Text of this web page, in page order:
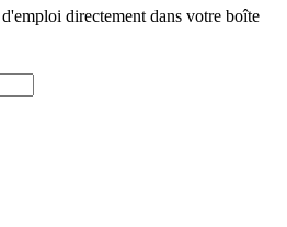
directement dans votre boîte